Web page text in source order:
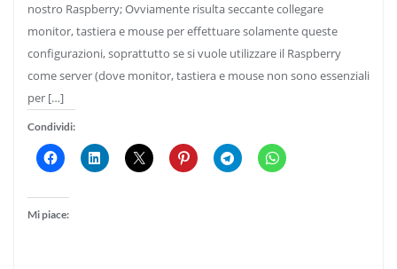
nostro Raspberry; Ovviamente risulta seccante collegare
monitor, tastiera e mouse per effettuare solamente queste
configurazioni, soprattutto se si vuole utilizzare il Raspberry
come server (dove monitor, tastiera e mouse non sono essenziali
per […]
Condividi:
Mi piace: